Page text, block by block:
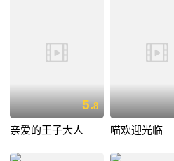
5.8
亲爱的王子大人 喵欢迎光临